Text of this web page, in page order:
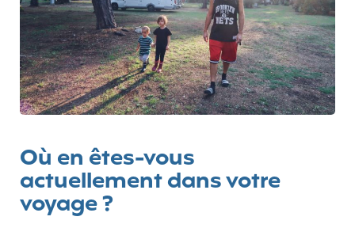
Où en êtes-vous
actuellement dans votre
voyage ?